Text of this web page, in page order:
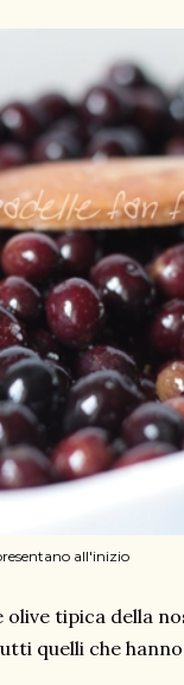
all'inizio
tipica della
quelli che